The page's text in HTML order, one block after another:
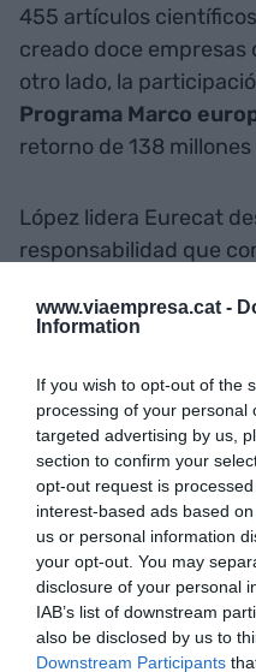
www.viaempresa.cat -
Information
If you wish to opt-out of the
processing of your personal
targeted advertising by us,
section to confirm your
opt-out request is
interest-based ads based
us or personal information
your opt-out. You may
disclosure of your personal
IAB’s list of downstream
also be disclosed by us to
Downstream Participants
455 artículos
creado doce empresas
otro lado, la
Programa Marco
retorno de 138
López lidera Eurecat
responsabilidad que
académico. Entre
d'Economistes de
Federación Española
López es economista
estrategia empresarial.
Económicas y
de Barcelona(UB) y
de liderazgo y gestión
Iese Business School
compagina toda esta